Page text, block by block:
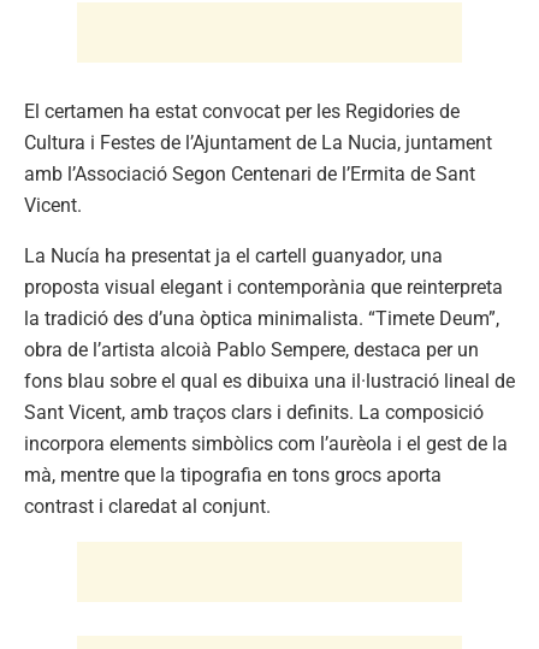
El certamen ha estat convocat per les Regidories de
Cultura i Festes de l’Ajuntament de La Nucia, juntament
amb l’Associació Segon Centenari de l’Ermita de Sant
Vicent.
La Nucía ha presentat ja el cartell guanyador, una
proposta visual elegant i contemporània que reinterpreta
la tradició des d’una òptica minimalista. “Timete Deum”,
obra de l’artista alcoià Pablo Sempere, destaca per un
fons blau sobre el qual es dibuixa una il·lustració lineal de
Sant Vicent, amb traços clars i definits. La composició
incorpora elements simbòlics com l’aurèola i el gest de la
mà, mentre que la tipografia en tons grocs aporta
contrast i claredat al conjunt.